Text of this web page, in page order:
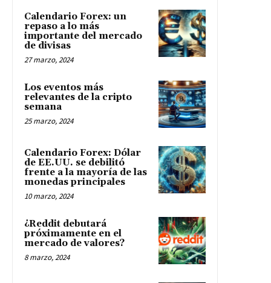
Calendario Forex: un
repaso a lo más
importante del mercado
de divisas
27 marzo, 2024
Los eventos más
relevantes de la cripto
semana
25 marzo, 2024
Calendario Forex: Dólar
de EE.UU. se debilitó
frente a la mayoría de las
monedas principales
10 marzo, 2024
¿Reddit debutará
próximamente en el
mercado de valores?
8 marzo, 2024